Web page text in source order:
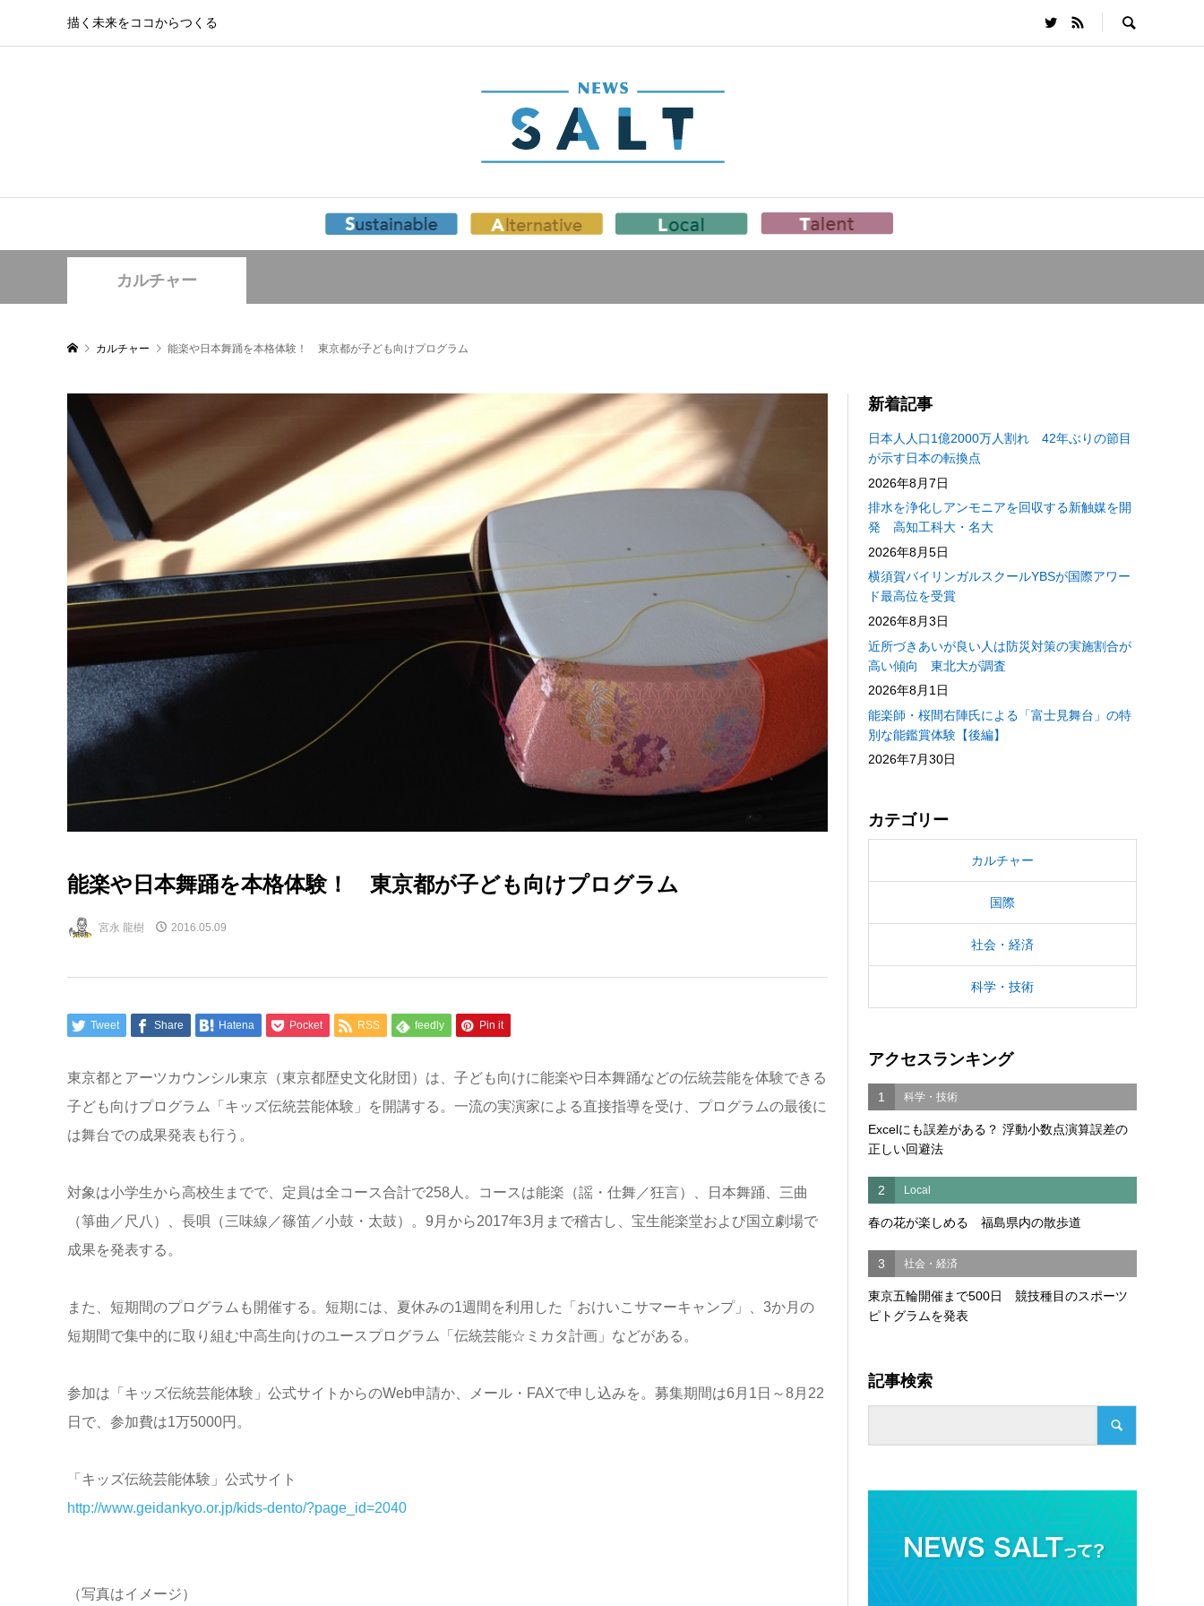
描く未来をココからつくる
カルチャー
カルチャー 能楽や日本舞踊を本格体験！ 東京都が子ども向けプログラム
能楽や日本舞踊を本格体験！ 東京都が子ども向けプログラム
宮永 龍樹 2016.05.09
Tweet Share Hatena Pocket RSS feedly Pin it
東京都とアーツカウンシル東京（東京都歴史文化財団）は、子ども向けに能楽や日本舞踊などの伝統芸能を体験できる
子ども向けプログラム「キッズ伝統芸能体験」を開講する。一流の実演家による直接指導を受け、プログラムの最後に
は舞台での成果発表も行う。
対象は小学生から高校生までで、定員は全コース合計で258人。コースは能楽（謡・仕舞／狂言）、日本舞踊、三曲
（箏曲／尺八）、長唄（三味線／篠笛／小鼓・太鼓）。9月から2017年3月まで稽古し、宝生能楽堂および国立劇場で
成果を発表する。
また、短期間のプログラムも開催する。短期には、夏休みの1週間を利用した「おけいこサマーキャンプ」、3か月の
短期間で集中的に取り組む中高生向けのユースプログラム「伝統芸能☆ミカタ計画」などがある。
参加は「キッズ伝統芸能体験」公式サイトからのWeb申請か、メール・FAXで申し込みを。募集期間は6月1日～8月22
日で、参加費は1万5000円。
「キッズ伝統芸能体験」公式サイト
http://www.geidankyo.or.jp/kids-dento/?page_id=2040
（写真はイメージ）
新着記事
日本人人口1億2000万人割れ 42年ぶりの節目
が示す日本の転換点
2026年8月7日
排水を浄化しアンモニアを回収する新触媒を開
発 高知工科大・名大
2026年8月5日
横須賀バイリンガルスクールYBSが国際アワー
ド最高位を受賞
2026年8月3日
近所づきあいが良い人は防災対策の実施割合が
高い傾向 東北大が調査
2026年8月1日
能楽師・桜間右陣氏による「富士見舞台」の特
別な能鑑賞体験【後編】
2026年7月30日
カテゴリー
カルチャー
国際
社会・経済
科学・技術
アクセスランキング
1 科学・技術
Excelにも誤差がある？ 浮動小数点演算誤差の
正しい回避法
2 Local
春の花が楽しめる 福島県内の散歩道
3 社会・経済
東京五輪開催まで500日 競技種目のスポーツ
ピトグラムを発表
記事検索